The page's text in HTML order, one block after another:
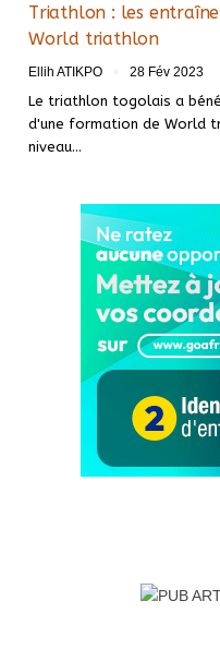
Triathlon : les
World triathlon
Ellih ATIKPO 28 Fév 2023
Le triathlon togolais a
d'une formation de World
niveau…